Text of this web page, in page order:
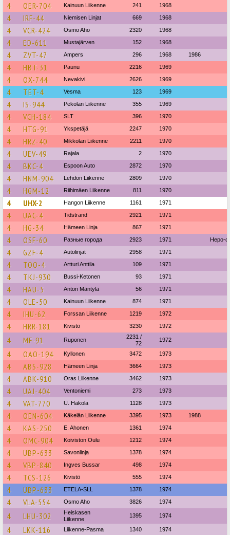
4 OER-704 Kainuun Liikenne 241 1968
4 IRF-44 Niemisen Linjat 669 1968
4 VCR-424 Osmo Aho 2320 1968
4 ED-611 Mustajärven 152 1968
4 ZVT-47 Ampers 296 1968 1986
4 HBT-31 Paunu 2216 1969
4 OX-744 Nevakivi 2626 1969
4 TET-4 Vesma 123 1969
4 IS-944 Pekolan Liikenne 355 1969
4 VCH-184 SLT 396 1970
4 HTG-91 Ykspetäjä 2247 1970
4 HRZ-40 Mikkolan Liikenne 2211 1970
4 UEV-49 Rajala 2 1970
4 BKC-4 Espoon Auto 2872 1970
4 HNM-904 Lehdon Liikenne 2809 1970
4 HGM-12 Riihimäen Liikenne 811 1970
4 UHX-2 Hangon Liikenne 1161 1971
4 UAC-4 Tidstrand 2921 1971
4 HG-34 Hämeen Linja 867 1971
4 OSF-60 Разные города 2923 1971 Hepo-
4 GZF-4 Autolinjat 2958 1971
4 TOO-4 Artturi Anttila 109 1971
4 TKJ-930 Bussi-Ketonen 93 1971
4 HAU-5 Anton Mäntylä 56 1971
4 OLE-50 Kainuun Liikenne 874 1971
4 IHU-62 Forssan Liikenne 1219 1972
4 HRR-181 Kivistö 3230 1972
4 MF-91 Ruponen
2231 /
72
1972
4 OAO-194 Kyllonen 3472 1973
4 ABS-928 Hämeen Linja 3664 1973
4 ABK-910 Oras Liikenne 3462 1973
4 UAJ-404 Ventoniemi 273 1973
4 VAT-770 U. Hakola 1128 1973
4 OEN-604 Käkelän Liikenne 3395 1973 1988
4 KAS-250 E. Ahonen 1361 1974
4 OMC-904 Koiviston Oulu 1212 1974
4 UBP-633 Savonlinja 1378 1974
4 VBP-840 Ingves Bussar 498 1974
4 TCS-126 Kivistö 555 1974
4 UBP-633 ETELA-SLL 1378 1974
4 VLA-554 Osmo Aho 3826 1974
4 LHU-302
Heiskasen
Liikenne
1395 1974
4 LKK-116 Liikenne-Pasma 1340 1974